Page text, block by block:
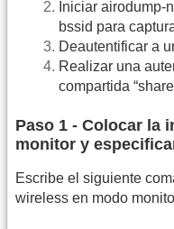
Iniciar airodump-
bssid para
Deautentificar a
Realizar una
compartida
Paso 1 - Colocar la
monitor y
Escribe el siguiente
wireless en modo